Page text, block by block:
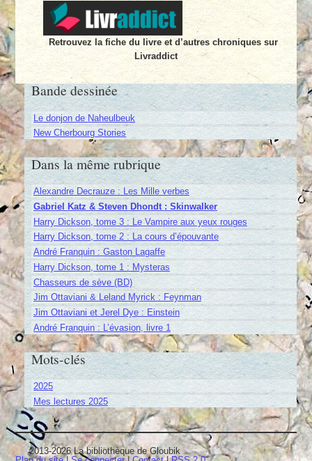
Retrouvez la fiche du livre et d’autres chroniques sur
Livraddict
Bande dessinée
Le donjon de Naheulbeuk
New Cherbourg Stories
Dans la même rubrique
Alexandre Decrauze : Les Mille verbes
Gabriel Katz & Steven Dhondt : Skinwalker
Harry Dickson, tome 3 : Le Vampire aux yeux rouges
Harry Dickson, tome 2 : La cours d’épouvante
André Franquin : Gaston Lagaffe
Harry Dickson, tome 1 : Mysteras
Chasseurs de sève (BD)
Jim Ottaviani & Leland Myrick : Feynman
Jim Ottaviani et Jerel Dye : Einstein
André Franquin : L’évasion, livre 1
Mots-clés
2025
Mes lectures 2025
2013-2026 La bibliothèque de Gloubik